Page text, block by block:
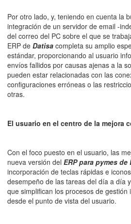
Por otro lado, y, teniendo en cuenta la
integración de un servidor de email -
del correo del PC sobre el que se
ERP de Datisa completa su amplio
estándar, proporcionando al usuario
envíos fallidos por causas ajenas a la
pueden estar relacionadas con las
configuraciones erróneas o las
otras.
El usuario en el centro de la mejora
Con el foco puesto en el usuario, las
nueva versión del ERP para pymes de
incorporación de teclas rápidas e
desempeño de las tareas del día a día
que simplifican los procesos de gestión
desde el punto de vista del usuario.